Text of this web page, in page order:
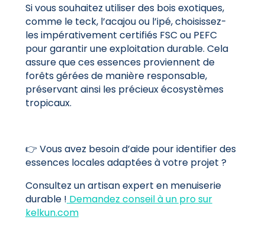
Si vous souhaitez utiliser des bois exotiques,
comme le teck, l’acajou ou l’ipé, choisissez-
les impérativement certifiés FSC ou PEFC
pour garantir une exploitation durable. Cela
assure que ces essences proviennent de
forêts gérées de manière responsable,
préservant ainsi les précieux écosystèmes
tropicaux.
👉 Vous avez besoin d’aide pour identifier des
essences locales adaptées à votre projet ?
Consultez un artisan expert en menuiserie
durable ! Demandez conseil à un pro sur
kelkun.com